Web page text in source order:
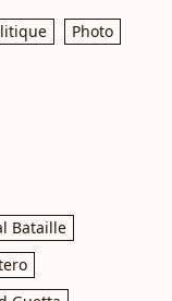
Photo
Bataille